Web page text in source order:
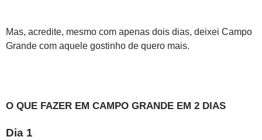
Mas, acredite, mesmo com apenas dois dias, deixei Campo
Grande com aquele gostinho de quero mais.
O QUE FAZER EM CAMPO GRANDE EM 2 DIAS
Dia 1